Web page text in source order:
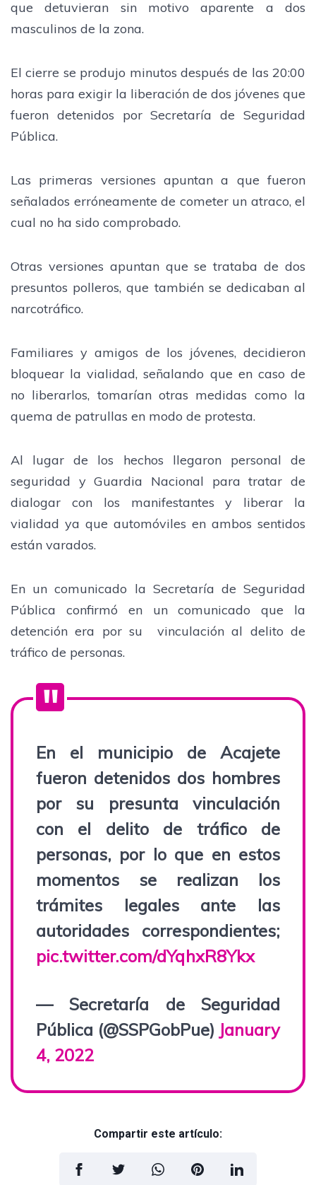
que detuvieran sin motivo aparente a dos
masculinos de la zona.
El cierre se produjo minutos después de las 20:00
horas para exigir la liberación de dos jóvenes que
fueron detenidos por Secretaría de Seguridad
Pública.
Las primeras versiones apuntan a que fueron
señalados erróneamente de cometer un atraco, el
cual no ha sido comprobado.
Otras versiones apuntan que se trataba de dos
presuntos polleros, que también se dedicaban al
narcotráfico.
Familiares y amigos de los jóvenes, decidieron
bloquear la vialidad, señalando que en caso de
no liberarlos, tomarían otras medidas como la
quema de patrullas en modo de protesta.
Al lugar de los hechos llegaron personal de
seguridad y Guardia Nacional para tratar de
dialogar con los manifestantes y liberar la
vialidad ya que automóviles en ambos sentidos
están varados.
En un comunicado la Secretaría de Seguridad
Pública confirmó en un comunicado que la
detención era por su vinculación al delito de
tráfico de personas.
En el municipio de Acajete
fueron detenidos dos hombres
por su presunta vinculación
con el delito de tráfico de
personas, por lo que en estos
momentos se realizan los
trámites legales ante las
autoridades correspondientes;
pic.twitter.com/dYqhxR8Ykx
— Secretaría de Seguridad
Pública (@SSPGobPue) January
4, 2022
Compartir este artículo: